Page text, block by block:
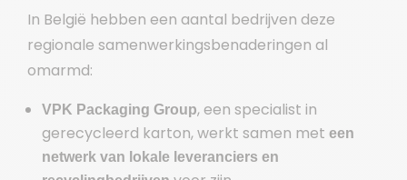
In België hebben een aantal bedrijven deze
regionale samenwerkingsbenaderingen al
omarmd:
VPK Packaging Group, een specialist in
gerecycleerd karton, werkt samen met een
netwerk van lokale leveranciers en